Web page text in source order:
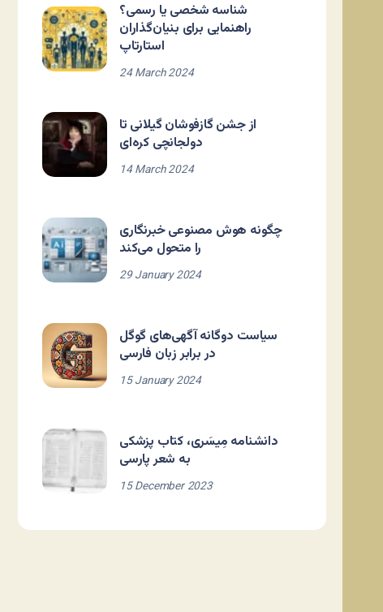
شناسه شخصی یا رسمی؟
راهنمایی برای بنیان‌گذاران
استارتاپ
24 March 2024
از جشن گازفوشان گیلانی تا
دولجانچی کره‌ای
14 March 2024
چگونه هوش مصنوعی خبرنگاری
را متحول می‌کند
29 January 2024
سیاست دوگانه آگهی‌های گوگل
در برابر زبان فارسی
15 January 2024
دانشنامه مِیسَری، کتاب پزشکی
به شعر پارسی
15 December 2023